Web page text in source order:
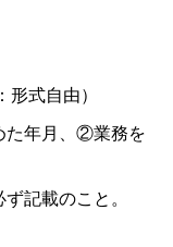
式自由）
た年月、②業務を
記載のこと。